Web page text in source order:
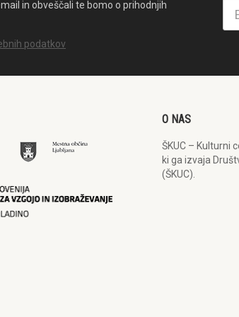
in obveščali te bomo o prihodnjih
podatkov
O NAS
ŠKUC – Kulturni
ki ga izvaja
(ŠKUC).